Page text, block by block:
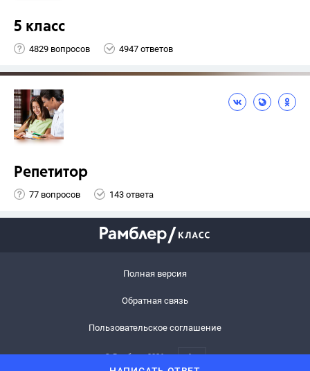
5 класс
4829 вопросов 4947 ответов
Репетитор
77 вопросов 143 ответа
Полная версия
Обратная связь
Пользовательское соглашение
© Рамблер,2026 6+